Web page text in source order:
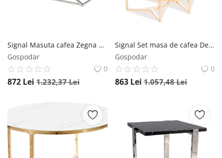
Signal Masuta cafea Zegna A - L 120 x l 60 x h 40 cm
Gospodar
0
872 Lei 1.232,37Lei
Signal Set masa de cafea Delia II gold
Gospodar
0
863 Lei 1.057,48Lei